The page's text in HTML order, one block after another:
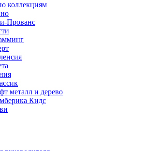
коллекциям
Прованс
металл и дерево
Кидс